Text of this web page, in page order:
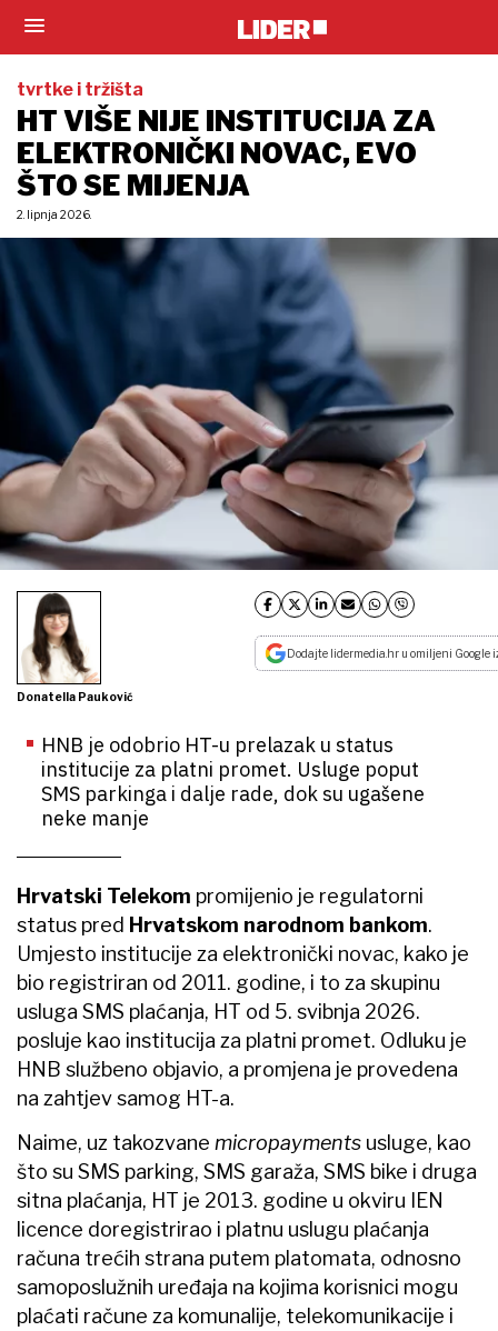
tvrtke i tržišta
HT VIŠE NIJE INSTITUCIJA ZA
ELEKTRONIČKI NOVAC, EVO
ŠTO SE MIJENJA
2. lipnja 2026.
Donatella Pauković
Dodajte lidermedia.hr u omiljeni Google
HNB je odobrio HT-u prelazak u status
institucije za platni promet. Usluge poput
SMS parkinga i dalje rade, dok su ugašene
neke manje
Hrvatski Telekom promijenio je regulatorni
status pred Hrvatskom narodnom bankom.
Umjesto institucije za elektronički novac, kako je
bio registriran od 2011. godine, i to za skupinu
usluga SMS plaćanja, HT od 5. svibnja 2026.
posluje kao institucija za platni promet. Odluku je
HNB službeno objavio, a promjena je provedena
na zahtjev samog HT-a.
Naime, uz takozvane micropayments usluge, kao
što su SMS parking, SMS garaža, SMS bike i druga
sitna plaćanja, HT je 2013. godine u okviru IEN
licence doregistrirao i platnu uslugu plaćanja
računa trećih strana putem platomata, odnosno
samoposlužnih uređaja na kojima korisnici mogu
plaćati račune za komunalije, telekomunikacije i